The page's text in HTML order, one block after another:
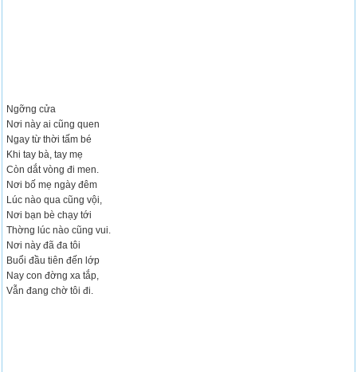
Ngỡng cửa
Nơi này ai cũng quen
Ngay từ thời tấm bé
Khi tay bà, tay mẹ
Còn dắt vòng đi men.
Nơi bố mẹ ngày đêm
Lúc nào qua cũng vội,
Nơi bạn bè chạy tới
Thờng lúc nào cũng vui.
Nơi này đã đa tôi
Buổi đầu tiên đến lớp
Nay con đờng xa tắp,
Vẫn đang chờ tôi đi.